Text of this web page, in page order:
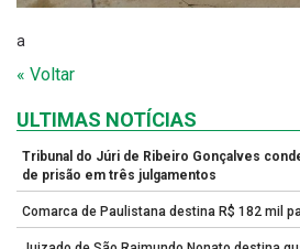
a
« Voltar
ULTIMAS NOTÍCIAS
Tribunal do Júri de Ribeiro Gonçalves
de prisão em três julgamentos
Comarca de Paulistana destina R$ 182 mil